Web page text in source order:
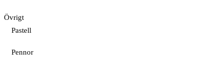
Övrigt
Pastell
Pennor